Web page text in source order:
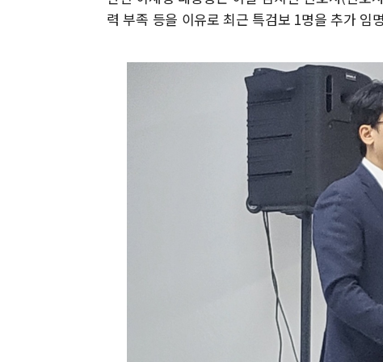
력 부족 등을 이유로 최근 특검보 1명을 추가 임